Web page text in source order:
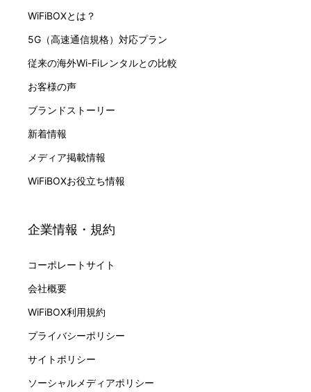
WiFiBOXとは？
5G（高速通信規格）対応プラン
従来の海外Wi-Fiレンタルとの比較
お客様の声
ブランドストーリー
新着情報
メディア掲載情報
WiFiBOXお役立ち情報
企業情報・規約
コーポレートサイト
会社概要
WiFiBOX利用規約
プライバシーポリシー
サイトポリシー
ソーシャルメディアポリシー